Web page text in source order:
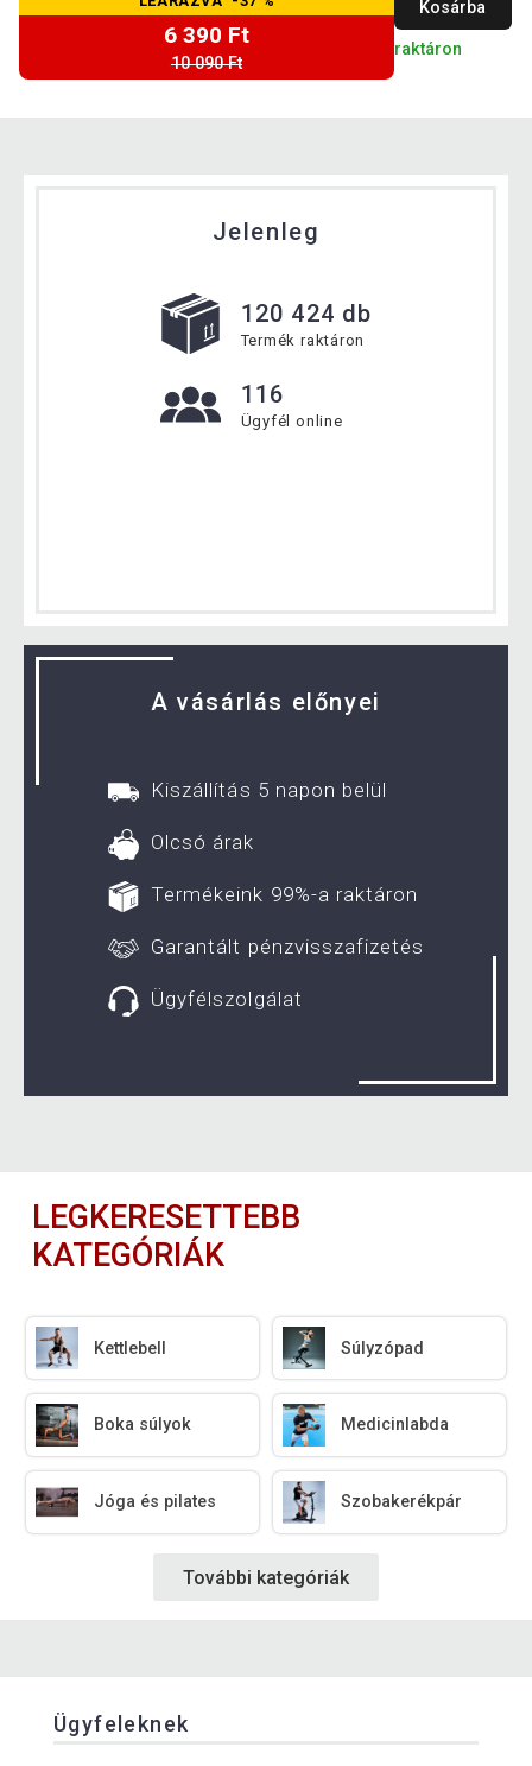
6 390 Ft
10 090 Ft
Kosárba
raktáron
Jelenleg
120 424 db
Termék raktáron
116
Ügyfél online
A vásárlás előnyei
Kiszállítás 5 napon belül
Olcsó árak
Termékeink 99%-a raktáron
Garantált pénzvisszafizetés
Ügyfélszolgálat
LEGKERESETTEBB
KATEGÓRIÁK
Kettlebell Súlyzópad
Boka súlyok Medicinlabda
Jóga és pilates Szobakerékpár
További kategóriák
Ügyfeleknek